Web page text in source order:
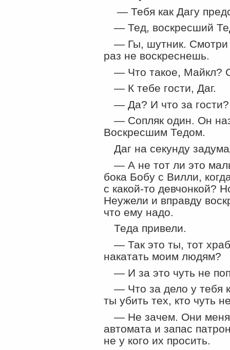
— Тебя как Дагу
— Тед, воскресший
— Гы, шутник.
раз не воскреснешь.
— Что такое, Майкл?
— К тебе гости, Даг.
— Да? И что за гости?
— Сопляк один. Он
Воскресшим Тедом.
Даг на секунду
— А не тот ли это
бока Бобу с Вилли,
с какой-то девчонкой?
Неужели и вправду
что ему надо.
Теда привели.
— Так это ты, тот
накатать моим людям?
— И за это чуть не
— Что за дело у тебя
ты убить тех, кто чуть
— Не зачем. Они
автомата и запас
не у кого их просить.